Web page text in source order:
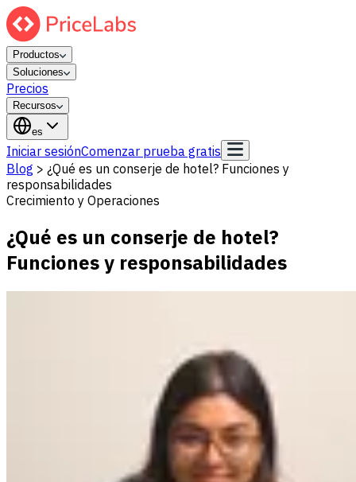
Productos
Soluciones
Precios
Recursos
es
Iniciar sesiónComenzar prueba gratis
Blog > ¿Qué es un conserje de hotel? Funciones y
responsabilidades
Crecimiento y Operaciones
¿Qué es un conserje de hotel?
Funciones y responsabilidades